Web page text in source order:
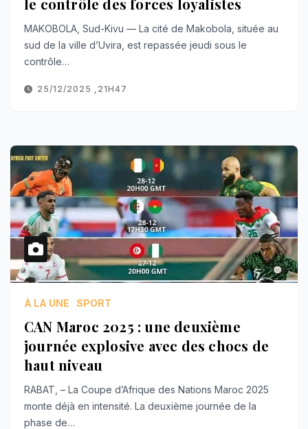
MAKOBOLA, Sud-Kivu — La cité de Makobola, située au
sud de la ville d’Uvira, est repassée jeudi sous le
contrôle…
25/12/2025 ,21H47
À LA UNE SPORT
CAN Maroc 2025 : une deuxième
journée explosive avec des chocs de
haut niveau
RABAT, – La Coupe d’Afrique des Nations Maroc 2025
monte déjà en intensité. La deuxième journée de la
phase de…